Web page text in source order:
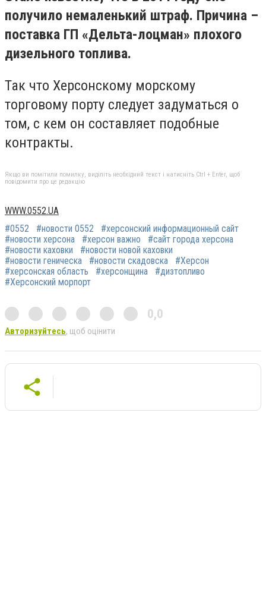
получило немаленький штраф. Причина –
поставка ГП «Дельта-лоцман» плохого
дизельного топлива.
Так что Херсонскому морскому
торговому порту следует задуматься о
том, с кем он составляет подобные
контракты.
Якщо ви помітили помилку, виділіть необхідний текст і натисніть Ctrl + Enter, щоб
повідомити про це редакцію
WWW.0552.UA
#0552
#новости 0552
#херсонский информационный сайт
#новости херсона
#херсон важно
#сайт города херсона
#новости каховки
#новости новой каховки
#новости геническа
#новости скадовска
#Херсон
#херсонская область
#херсонщина
#дизтопливо
#Херсонский морпорт
0,0
Авторизуйтесь, щоб оцінити